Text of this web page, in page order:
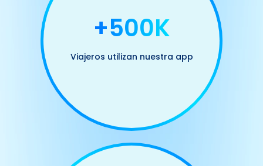
+500K
Viajeros utilizan nuestra app